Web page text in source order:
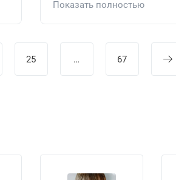
Показать полностью
25 … 67